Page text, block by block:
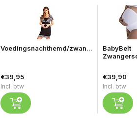
Voedingsnachthemd/zwan...
€39,95
Incl. btw
BabyBelt
€39,90
Incl. btw